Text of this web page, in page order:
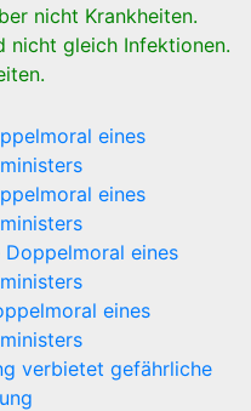
nicht Krankheiten.
nicht gleich Infektionen.
eines
eines
Doppelmoral eines
eines
verbietet gefährliche